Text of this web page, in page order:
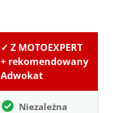
✓ Z MOTOEXPERT
+ rekomendowany
Adwokat
Niezależna